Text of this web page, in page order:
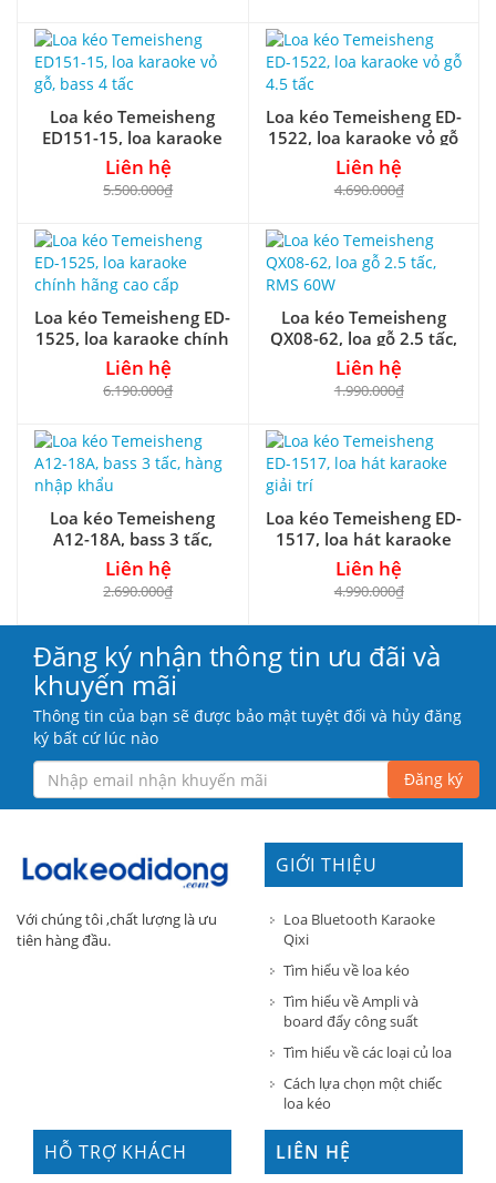
Loa kéo Temeisheng
ED151-15, loa karaoke
vỏ gỗ, bass 4 tấc
Liên hệ
5.500.000₫
Loa kéo Temeisheng ED-
1522, loa karaoke vỏ gỗ
4.5 tấc
Liên hệ
4.690.000₫
Loa kéo Temeisheng ED-
1525, loa karaoke chính
hãng cao cấp
Liên hệ
6.190.000₫
Loa kéo Temeisheng
QX08-62, loa gỗ 2.5 tấc,
RMS 60W
Liên hệ
1.990.000₫
Loa kéo Temeisheng
A12-18A, bass 3 tấc,
hàng nhập khẩu
Liên hệ
2.690.000₫
Loa kéo Temeisheng ED-
1517, loa hát karaoke
giải trí
Liên hệ
4.990.000₫
Đăng ký nhận thông tin ưu đãi và
khuyến mãi
Thông tin của bạn sẽ được bảo mật tuyệt đối và hủy đăng
ký bất cứ lúc nào
Đăng ký
Với chúng tôi ,chất lượng là ưu
tiên hàng đầu.
GIỚI THIỆU
Loa Bluetooth Karaoke
Qixi
Tìm hiểu về loa kéo
Tìm hiểu về Ampli và
board đẩy công suất
Tìm hiểu về các loại củ loa
Cách lựa chọn một chiếc
loa kéo
HỖ TRỢ KHÁCH
LIÊN HỆ